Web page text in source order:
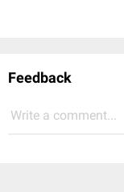
Feedback
Write a comment...